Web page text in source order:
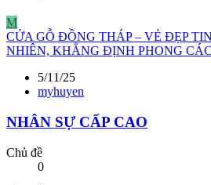
M
CỬA GỖ ĐỒNG THÁP – VẺ ĐẸP
NHIÊN, KHẲNG ĐỊNH PHONG
5/11/25
myhuyen
NHÂN SỰ CẤP CAO
Chủ đề
0